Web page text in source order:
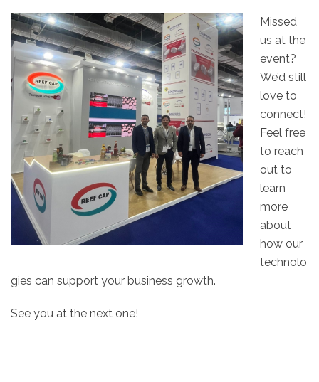
Missed
us at the
event?
We’d still
love to
connect!
Feel free
to reach
out to
learn
more
about
how our
technolo
gies can support your business growth.
See you at the next one!